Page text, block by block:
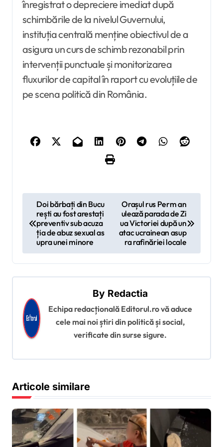
înregistrat o depreciere imediat după
schimbările de la nivelul Guvernului,
instituția centrală menține obiectivul de a
asigura un curs de schimb rezonabil prin
intervenții punctuale și monitorizarea
fluxurilor de capital în raport cu evoluțiile de
pe scena politică din România.
i
g
r
e
î
r
t
i
c
Doi bărbați din Bucu
rești au fost arestați
preventiv sub acuza
ția de abuz sexual as
upra unei minore
Orașul rus Perm an
ulează parada de Zi
ua Victoriei după un
atac ucrainean asup
ra rafinăriei locale
By Redactia
Echipa redacțională Editorul.ro vă aduce
cele mai noi știri din politică și social,
verificate din surse sigure.
Articole similare